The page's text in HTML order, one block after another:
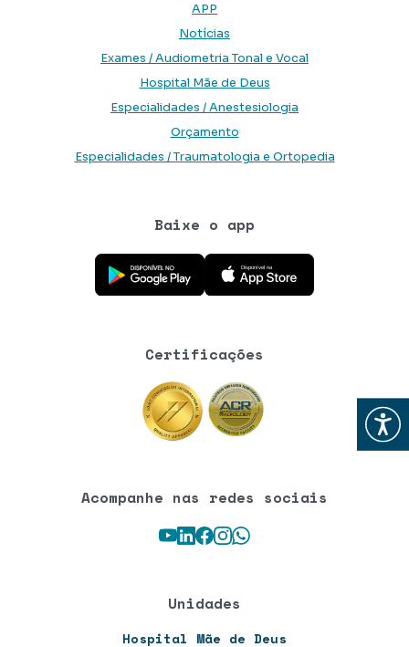
Abrir
APP
Notícias
Exames / Audiometria Tonal e Vocal
Hospital Mãe de Deus
Especialidades / Anestesiologia
Orçamento
Especialidades / Traumatologia e Ortopedia
Baixe o app
Baixe o aplicativo na Google Play Store
Baixe o aplicativo na App Store
Certificações
Acompanhe nas redes sociais
Youtube
LinkedIn
Facebook
Instagram
WhatsApp
Unidades
Hospital Mãe de Deus